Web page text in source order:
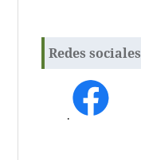
Redes sociales
.